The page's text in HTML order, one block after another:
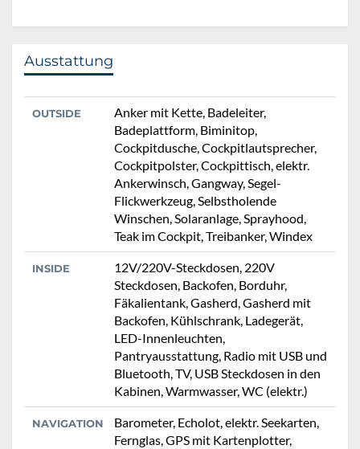
Ausstattung
OUTSIDE
Anker mit Kette, Badeleiter,
Badeplattform, Biminitop,
Cockpitdusche, Cockpitlautsprecher,
Cockpitpolster, Cockpittisch, elektr.
Ankerwinsch, Gangway, Segel-
Flickwerkzeug, Selbstholende
Winschen, Solaranlage, Sprayhood,
Teak im Cockpit, Treibanker, Windex
INSIDE
12V/220V-Steckdosen, 220V
Steckdosen, Backofen, Borduhr,
Fäkalientank, Gasherd, Gasherd mit
Backofen, Kühlschrank, Ladegerät,
LED-Innenleuchten,
Pantryausstattung, Radio mit USB und
Bluetooth, TV, USB Steckdosen in den
Kabinen, Warmwasser, WC (elektr.)
NAVIGATION
Barometer, Echolot, elektr. Seekarten,
Fernglas, GPS mit Kartenplotter,